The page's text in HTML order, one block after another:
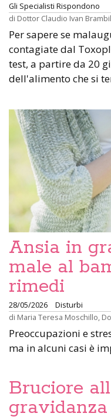
Gli Specialisti Rispondono
di Dottor Claudio Ivan
Per sapere se
contagiate dal
test, a partire da 20
dell'alimento che si
Ansia in
male al
rimedi
28/05/2026
Disturbi
di Maria Teresa Moschillo,
Preoccupazioni e
ma in alcuni casi è
Bruciore
gravidanza